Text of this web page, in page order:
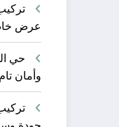
عرض
حي
وأمان